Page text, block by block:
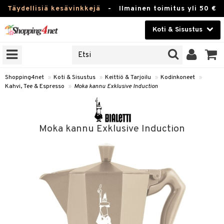
Täydellisiä kesävinkkejä - Ilmainen toimitus yli 50 €
Koti & Sisustus
Kauneudenhoito
Piilolinssit
Lelut, Lapsi & Vauva
Tuotemerkkejä
Shopping4net » Koti & Sisustus » Keittiö & Tarjoilu » Kodinkoneet »
Kahvi, Tee & Espresso
» Moka kannu Exklusive Induction
Moka kannu Exklusive Induction
Tee & Espresso